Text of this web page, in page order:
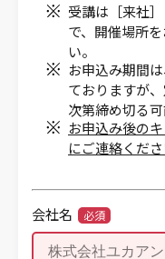
受講は［来社
で、開催場所
い。
お申込み期間
ておりますが
次第締め切る可
お申込み後の
にご連絡くださ
会社名 必須